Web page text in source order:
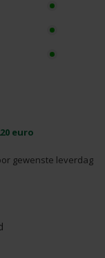
euro
gewenste leverdag